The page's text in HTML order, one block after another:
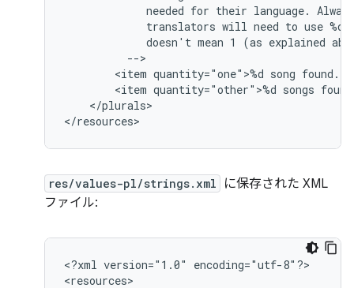
needed for their language. Always
translators will need to use %d
doesn't mean 1 (as explained
<item quantity="one">%d song
<item quantity="other">%d songs
</plurals>
</resources>
res/values-pl/strings.xml
に保存された XML
ファイル:
<?xml version="1.0"
encoding="utf-8"?>